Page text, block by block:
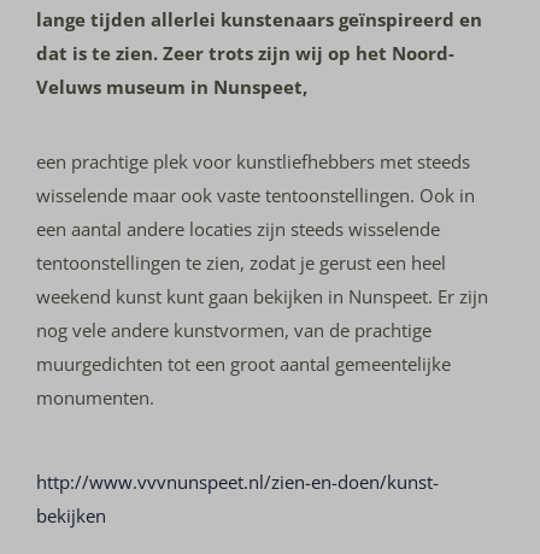
lange tijden allerlei kunstenaars geïnspireerd en
dat is te zien. Zeer trots zijn wij op het Noord-
Veluws museum in Nunspeet,
een prachtige plek voor kunstliefhebbers met steeds
wisselende maar ook vaste tentoonstellingen. Ook in
een aantal andere locaties zijn steeds wisselende
tentoonstellingen te zien, zodat je gerust een heel
weekend kunst kunt gaan bekijken in Nunspeet. Er zijn
nog vele andere kunstvormen, van de prachtige
muurgedichten tot een groot aantal gemeentelijke
monumenten.
http://www.vvvnunspeet.nl/zien-en-doen/kunst-
bekijken